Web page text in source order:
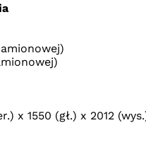
x 1550 (gł.) x 2012